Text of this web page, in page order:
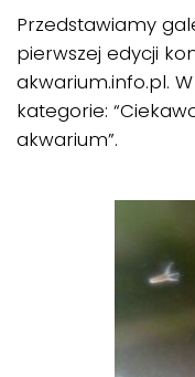
Przedstawiamy
pierwszej edycji
akwarium.info.pl.
kategorie:
akwarium”.